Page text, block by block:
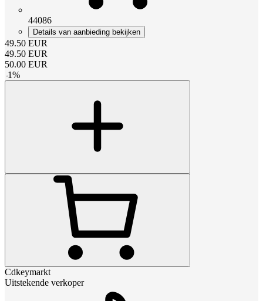
44086
Details van aanbieding bekijken
49.50 EUR
49.50 EUR
50.00 EUR
-1%
Cdkeymarkt
Uitstekende verkoper